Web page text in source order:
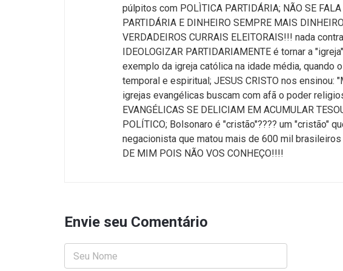
púlpitos com POLÌTICA PARTIDÁRIA; NÃO SE
PARTIDÁRIA E DINHEIRO SEMPRE MAIS
VERDADEIROS CURRAIS ELEITORAIS!!! nada
IDEOLOGIZAR PARTIDARIAMENTE é tornar a
exemplo da igreja católica na idade média, quando
temporal e espiritual; JESUS CRISTO nos ensinou:
igrejas evangélicas buscam com afã o poder
EVANGÉLICAS SE DELICIAM EM ACUMULAR
POLÍTICO; Bolsonaro é "cristão"???? um "cristão"
negacionista que matou mais de 600 mil
DE MIM POIS NÃO VOS CONHEÇO!!!!
Envie seu Comentário